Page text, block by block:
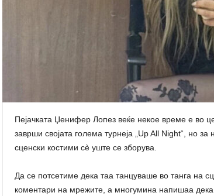
Пејачката Џенифер Лопез веќе некое време е во
заврши својата голема турнеја „Up All Night“, но
сценски костими сè уште се зборува.
Да се потсетиме дека таа танцуваше во танга на
коментари на мрежите, а многумина напишаа дека